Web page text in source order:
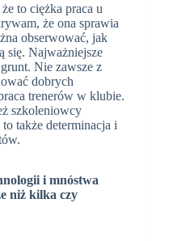
to ciężka praca u
że ona sprawia
obserwować, jak
się. Najważniejsze
Nie zawsze z
dobrych
trenerów w klubie.
szkoleniowcy
także determinacja i
i mnóstwa
niż kilka czy